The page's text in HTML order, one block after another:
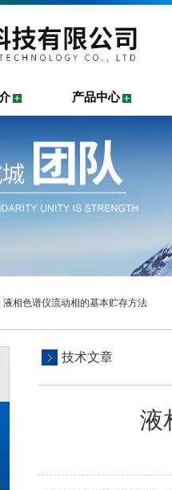
产品中心
液相色谱仪流动相的基本贮存方法
技术文章
液